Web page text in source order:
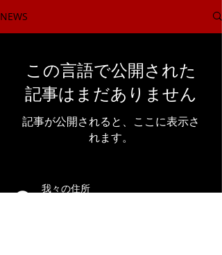
NEWS
この言語で公開された
記事はまだありません
記事が公開されると、ここに表示さ
れます。
我々の住所